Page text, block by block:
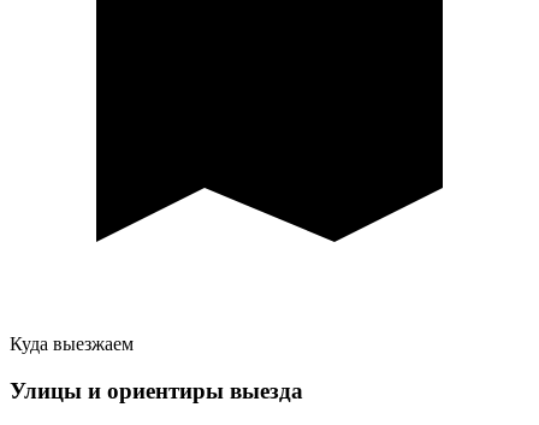
Куда выезжаем
Улицы и ориентиры выезда